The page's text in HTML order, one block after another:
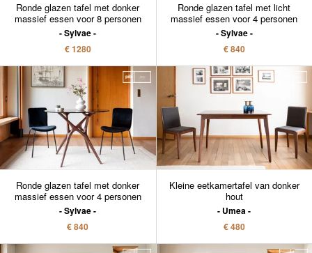
Ronde glazen tafel met donker
massief essen voor 8 personen
Sylvae
€ 1280
Ronde glazen tafel met licht
massief essen voor 4 personen
Sylvae
€ 840
Ronde glazen tafel met donker
massief essen voor 4 personen
Sylvae
€ 840
Kleine eetkamertafel van donker
hout
Umea
€ 480